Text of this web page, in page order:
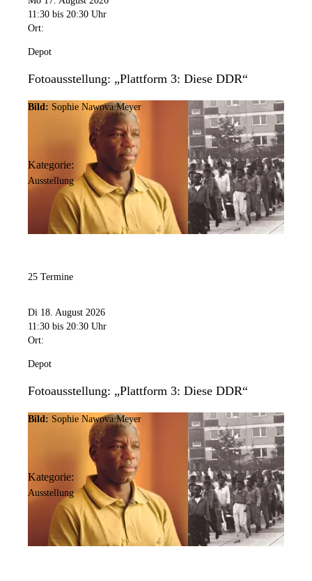
11:30 bis 20:30 Uhr
Ort:
Depot
Fotoausstellung: „Plattform 3: Diese DDR“
Bild: Sophie Nawova Meyer
Kategorie:
Ausstellung
25 Termine
Di 18. August 2026
11:30 bis 20:30 Uhr
Ort:
Depot
Fotoausstellung: „Plattform 3: Diese DDR“
Bild: Sophie Nawova Meyer
Kategorie:
Ausstellung